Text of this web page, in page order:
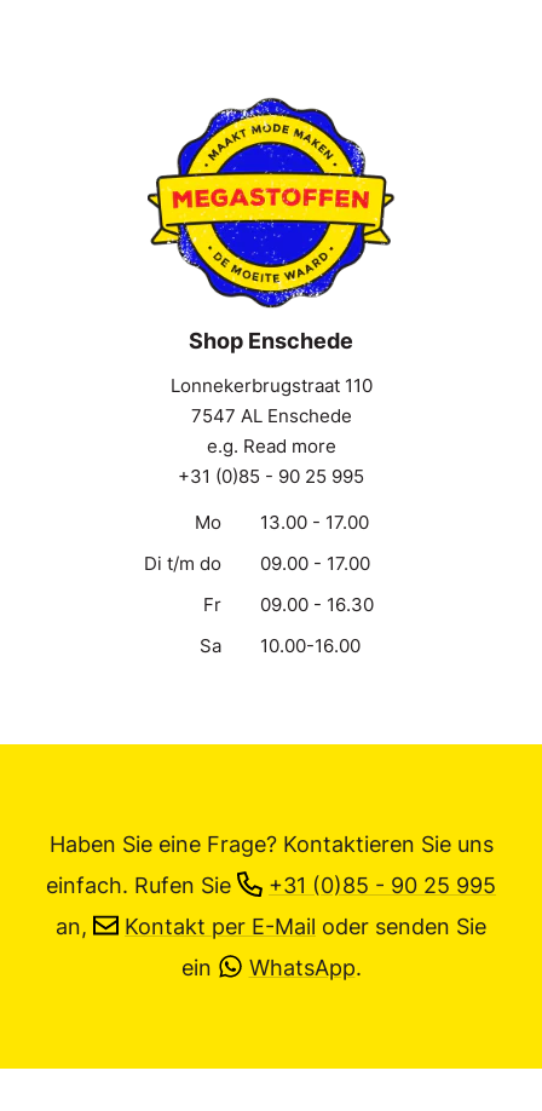
Shop Enschede
Lonnekerbrugstraat 110
7547 AL Enschede
e.g. Read more
+31 (0)85 - 90 25 995
Mo
13.00 - 17.00
Di t/m do
09.00 - 17.00
Fr
09.00 - 16.30
Sa
10.00-16.00
Haben Sie eine Frage? Kontaktieren Sie uns
einfach. Rufen Sie
+31 (0)85 - 90 25 995
an,
Kontakt per E-Mail oder senden Sie
ein
WhatsApp.